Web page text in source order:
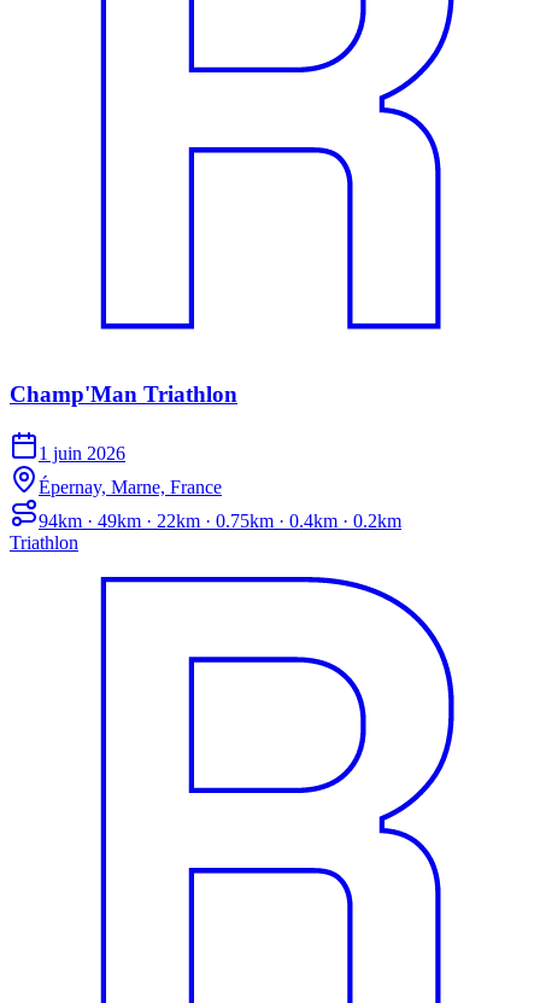
Champ'Man Triathlon
1 juin 2026
Épernay, Marne, France
94km · 49km · 22km · 0.75km · 0.4km · 0.2km
Triathlon